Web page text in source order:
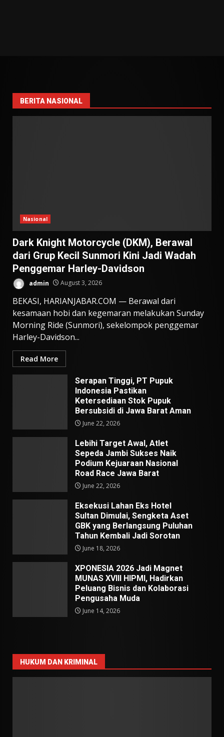
BERITA NASIONAL
Nasional
Dark Knight Motorcycle (DKM), Berawal
dari Grup Kecil Sunmori Kini Jadi Wadah
Penggemar Harley-Davidson
admin August 3, 2026
BEKASI, HARIANJABAR.COM — Berawal dari
kesamaan hobi dan kegemaran melakukan Sunday
Morning Ride (Sunmori), sekelompok penggemar
Harley-Davidson...
Read More
Serapan Tinggi, PT Pupuk
Indonesia Pastikan
Ketersediaan Stok Pupuk
Bersubsidi di Jawa Barat Aman
June 22, 2026
Lebihi Target Awal, Atlet
Sepeda Jambi Sukses Naik
Podium Kejuaraan Nasional
Road Race Jawa Barat
June 22, 2026
Eksekusi Lahan Eks Hotel
Sultan Dimulai, Sengketa Aset
GBK yang Berlangsung Puluhan
Tahun Kembali Jadi Sorotan
June 18, 2026
XPONESIA 2026 Jadi Magnet
MUNAS XVIII HIPMI, Hadirkan
Peluang Bisnis dan Kolaborasi
Pengusaha Muda
June 14, 2026
HUKUM DAN KRIMINAL